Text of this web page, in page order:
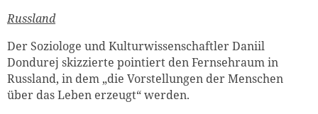
Russland
Der Soziologe und Kulturwissenschaftler Daniil
Dondurej skizzierte pointiert den Fernsehraum in
Russland, in dem „die Vorstellungen der Menschen
über das Leben erzeugt“ werden.